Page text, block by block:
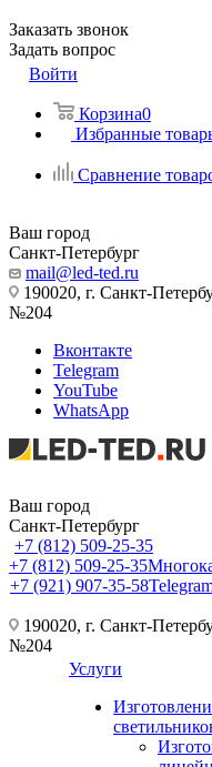
Заказать звонок
Задать вопрос
Войти
Корзина0
Избранные
Сравнение
Ваш город
Санкт-Петербург
mail@led-ted.ru
190020, г. Санкт-
№204
Вконтакте
Telegram
YouTube
WhatsApp
Ваш город
Санкт-Петербург
+7 (812) 509-25-35
+7 (812) 509-25-35
+7 (921) 907-35-58
190020, г. Санкт-
№204
Услуги